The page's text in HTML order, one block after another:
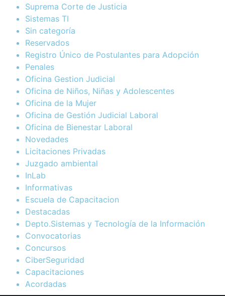
Suprema Corte de Justicia
Sistemas TI
Sin categoría
Reservados
Registro Único de Postulantes para Adopción
Penales
Oficina Gestion Judicial
Oficina de Niños, Niñas y Adolescentes
Oficina de la Mujer
Oficina de Gestión Judicial Laboral
Oficina de Bienestar Laboral
Novedades
Licitaciones Privadas
Juzgado ambiental
InLab
Informativas
Escuela de Capacitacion
Destacadas
Depto.Sistemas y Tecnología de la Información
Convocatorias
Concursos
CiberSeguridad
Capacitaciones
Acordadas